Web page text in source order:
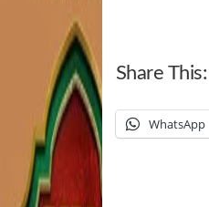
Share This:
WhatsApp